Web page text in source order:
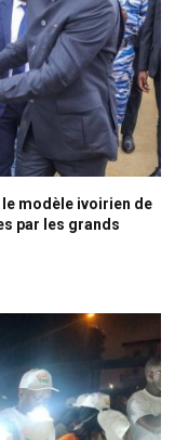
modèle ivoirien de
par les grands